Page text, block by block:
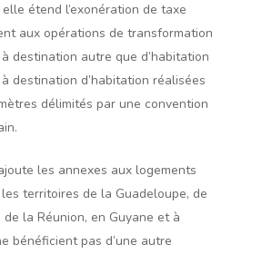
elle étend l’exonération de taxe
aux opérations de transformation
destination autre que d’habitation
destination d’habitation réalisées
délimités par une convention
les annexes aux logements
territoires de la Guadeloupe, de
la Réunion, en Guyane et à
bénéficient pas d’une autre